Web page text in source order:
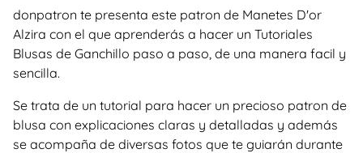
donpatron te presenta este patron de Manetes D'or
Alzira con el que aprenderás a hacer un Tutoriales
Blusas de Ganchillo paso a paso, de una manera facil y
sencilla.
Se trata de un tutorial para hacer un precioso patron de
blusa con explicaciones claras y detalladas y además
se acompaña de diversas fotos que te guiarán durante